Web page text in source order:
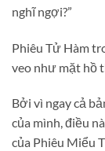
nghĩ ngợi?”
Phiêu Tử Hàm
veo như mặt hồ
Bởi vì ngay cả
của mình, điều
của Phiêu Miểu